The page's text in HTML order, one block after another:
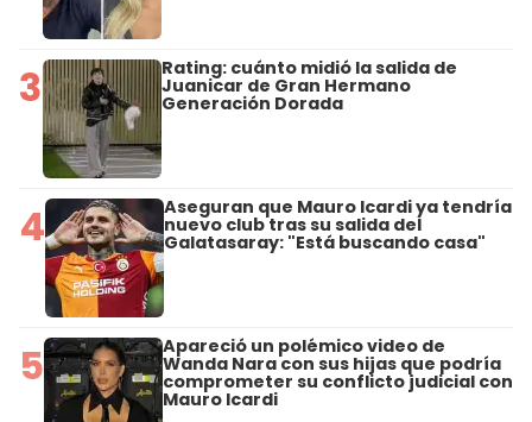
3 Rating: cuánto midió la salida de
Juanicar de Gran Hermano
Generación Dorada
4 Aseguran que Mauro Icardi ya tendría
nuevo club tras su salida del
Galatasaray: "Está buscando casa"
5 Apareció un polémico video de
Wanda Nara con sus hijas que podría
comprometer su conflicto judicial con
Mauro Icardi